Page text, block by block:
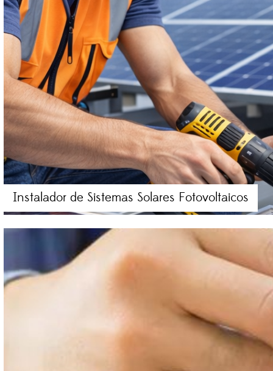
Instalador de Sistemas Solares Fotovoltaicos